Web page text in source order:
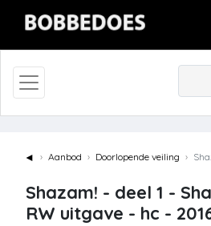
◄ Aanbod Doorlopende veiling
Shazam! - deel 1 -
RW uitgave - hc -